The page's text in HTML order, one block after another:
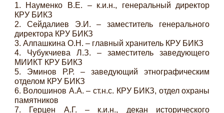
1.
Науменко В.Е. – к.и.н., генеральный директор
КРУ БИКЗ
2.
Сейдалиев Э.И. – заместитель генерального
директора КРУ БИКЗ
3. Алпашкина О.Н. – главный хранитель КРУ БИКЗ
4.
Чубукчиева Л.З. – заместитель заведующего
МИИКТ КРУ БИКЗ
5.
Эминов Р.Р. – заведующий этнографическим
отделом КРУ БИКЗ
6. Волошинов А.А. – ст.н.с. КРУ БИКЗ, отдел охраны
памятников
7.
Герцен А.Г. – к.и.н., декан исторического